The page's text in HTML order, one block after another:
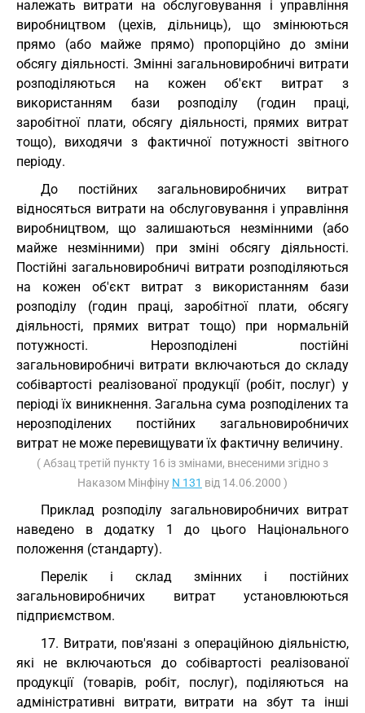
належать витрати на обслуговування і управління
виробництвом (цехів, дільниць), що змінюються
прямо (або майже прямо) пропорційно до зміни
обсягу діяльності. Змінні загальновиробничі витрати
розподіляються на кожен об'єкт витрат з
використанням бази розподілу (годин праці,
заробітної плати, обсягу діяльності, прямих витрат
тощо), виходячи з фактичної потужності звітного
періоду.
До постійних загальновиробничих витрат
відносяться витрати на обслуговування і управління
виробництвом, що залишаються незмінними (або
майже незмінними) при зміні обсягу діяльності.
Постійні загальновиробничі витрати розподіляються
на кожен об'єкт витрат з використанням бази
розподілу (годин праці, заробітної плати, обсягу
діяльності, прямих витрат тощо) при нормальній
потужності. Нерозподілені постійні
загальновиробничі витрати включаються до складу
собівартості реалізованої продукції (робіт, послуг) у
періоді їх виникнення. Загальна сума розподілених та
нерозподілених постійних загальновиробничих
витрат не може перевищувати їх фактичну величину.
( Абзац третій пункту 16 із змінами, внесеними згідно з
Наказом Мінфіну N 131 від 14.06.2000 )
Приклад розподілу загальновиробничих витрат
наведено в додатку 1 до цього Національного
положення (стандарту).
Перелік і склад змінних і постійних
загальновиробничих витрат установлюються
підприємством.
17. Витрати, пов'язані з операційною діяльністю,
які не включаються до собівартості реалізованої
продукції (товарів, робіт, послуг), поділяються на
адміністративні витрати, витрати на збут та інші